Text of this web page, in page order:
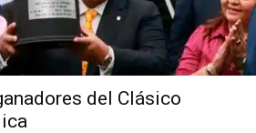
del Clásico